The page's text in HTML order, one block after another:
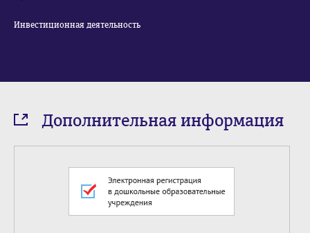
Инвестиционная деятельность
Дополнительная информация